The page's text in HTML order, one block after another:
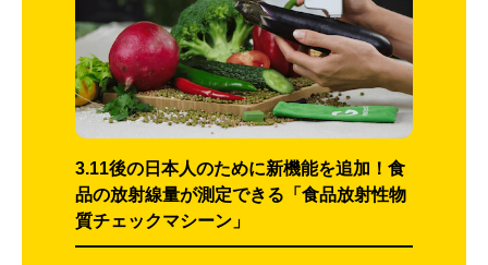
3.11後の日本人のために新機能を追加！食
品の放射線量が測定できる「食品放射性物
質チェックマシーン」